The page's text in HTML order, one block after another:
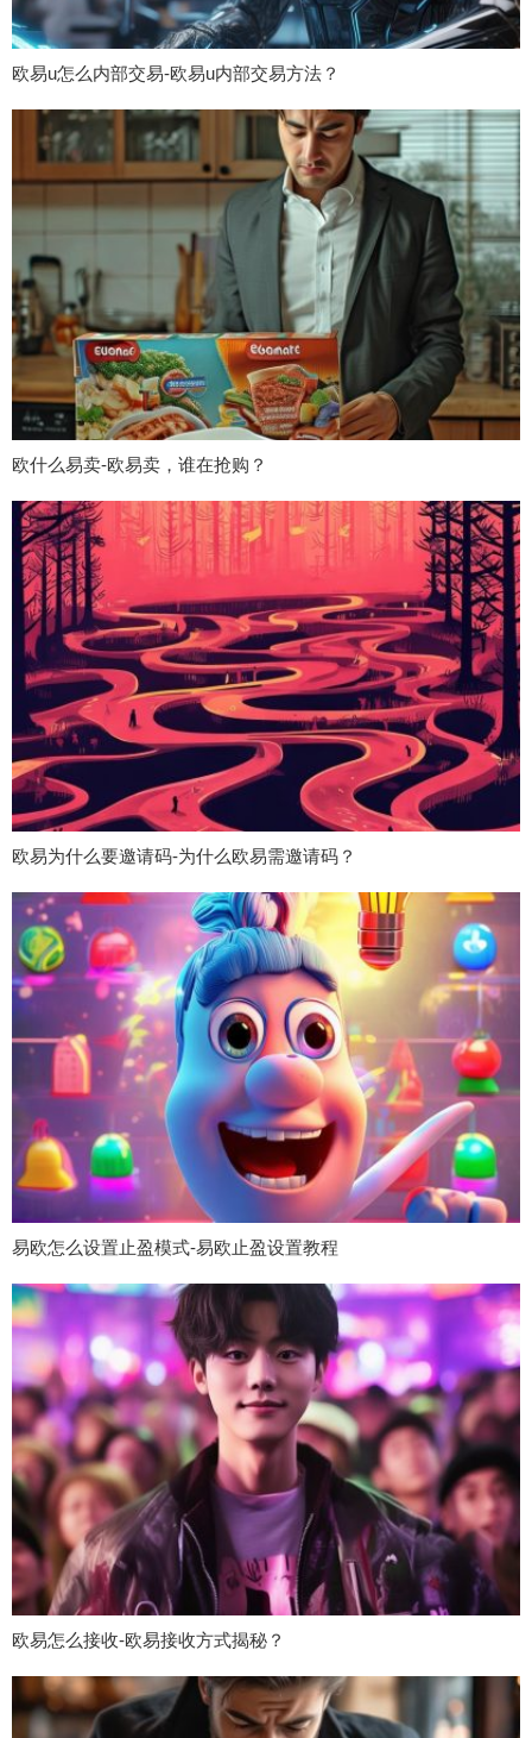
欧易u怎么内部交易-欧易u内部交易方法？
欧什么易卖-欧易卖，谁在抢购？
欧易为什么要邀请码-为什么欧易需邀请码？
易欧怎么设置止盈模式-易欧止盈设置教程
欧易怎么接收-欧易接收方式揭秘？